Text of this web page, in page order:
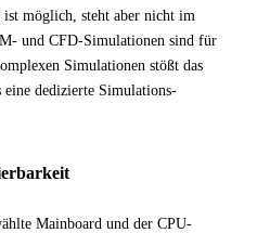
möglich, steht aber nicht im
und CFD-Simulationen sind für
Simulationen stößt das
eine dedizierte Simulations-
Mainboard und der CPU-